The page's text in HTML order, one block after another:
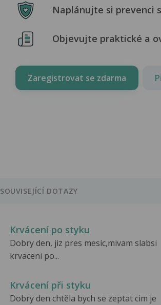
Naplánujte si prevenci
Objevujte praktické a
Zaregistrovat se zdarma
SOUVISEJÍCÍ DOTAZY
Krvácení po styku
Dobry den, jiz pres mesic,mivam slabsi
krvaceni po...
Krvácení při styku
Dobry den chtěla bych se zeptat cim je